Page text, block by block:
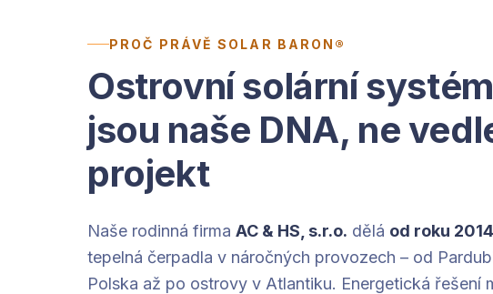
PROČ PRÁVĚ SOLAR BARON®
Ostrovní solární
jsou naše DNA, ne
projekt
Naše rodinná firma AC & HS, s.r.o. dělá od roku 2014
tepelná čerpadla v náročných provozech – od
Polska až po ostrovy v Atlantiku. Energetická řešení